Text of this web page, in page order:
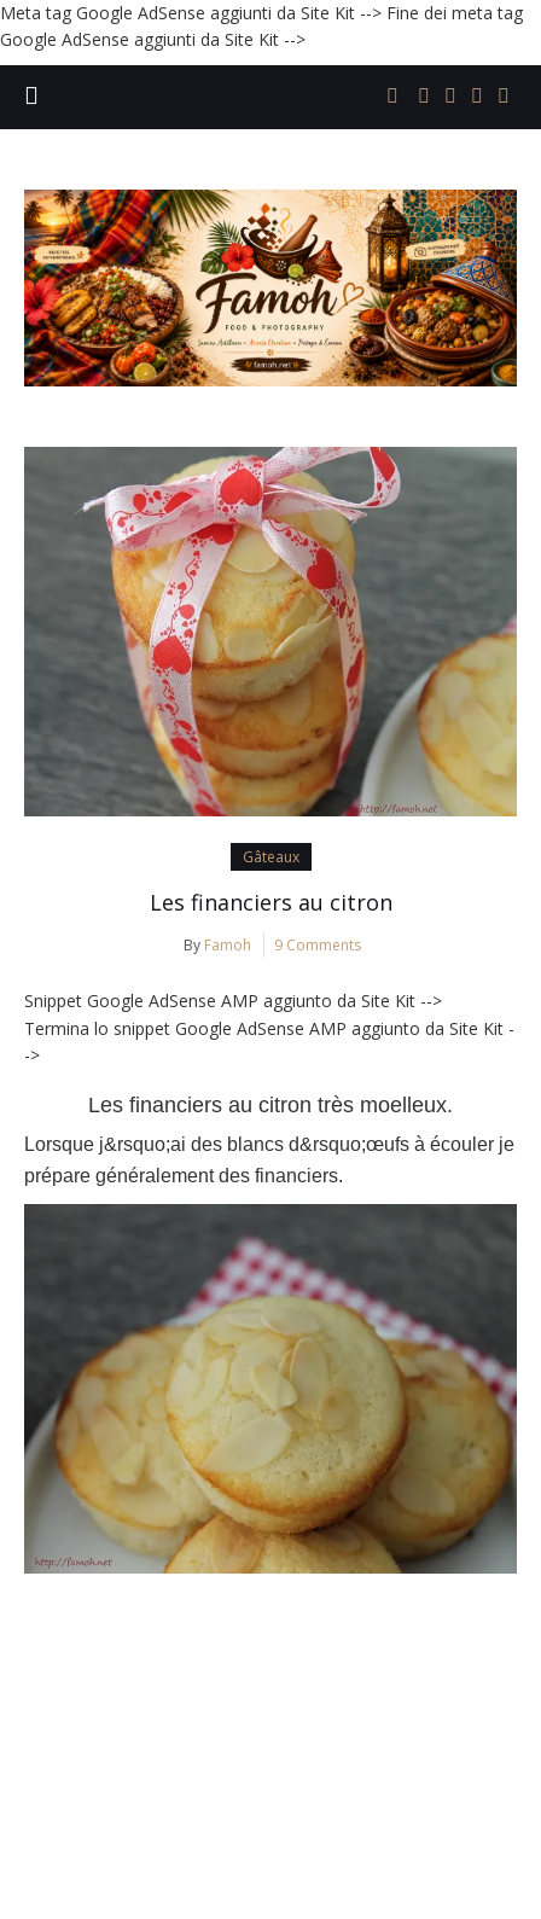
Meta tag Google AdSense aggiunti da Site Kit --> Fine dei meta tag
Google AdSense aggiunti da Site Kit -->
Gâteaux
Les financiers au citron
By Famoh 9 Comments
Snippet Google AdSense AMP aggiunto da Site Kit -->
Termina lo snippet Google AdSense AMP aggiunto da Site Kit -
->
Les financiers au citron très moelleux.
Lorsque j&rsquo;ai des blancs d&rsquo;œufs à écouler je
prépare généralement des financiers.